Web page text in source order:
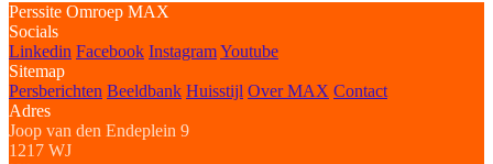
Perssite Omroep MAX
Socials
Linkedin Facebook InstagramYoutube
Sitemap
Persberichten Beeldbank Huisstijl Over MAX Contact
Adres
Joop van den Endeplein 9
1217 WJ